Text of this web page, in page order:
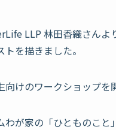
LLP 林田香織さんよ
トを描きました。
向けのワークショップを
わが家の「ひとものこと